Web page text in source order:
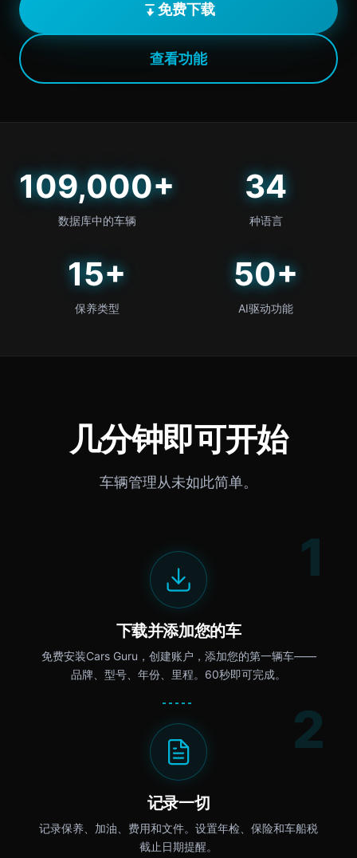
免费下载
查看功能
109,000+
数据库中的车辆
34
种语言
15+
保养类型
50+
AI驱动功能
几分钟即可开始
车辆管理从未如此简单。
1
下载并添加您的车
免费安装Cars Guru，创建账户，添加您的第一辆车——
品牌、型号、年份、里程。60秒即可完成。
2
记录一切
记录保养、加油、费用和文件。设置年检、保险和车船税
截止日期提醒。